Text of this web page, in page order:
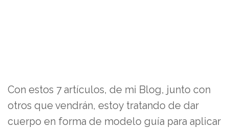
Con estos 7 artículos, de mi Blog, junto con
otros que vendrán, estoy tratando de dar
cuerpo en forma de modelo guía para aplicar